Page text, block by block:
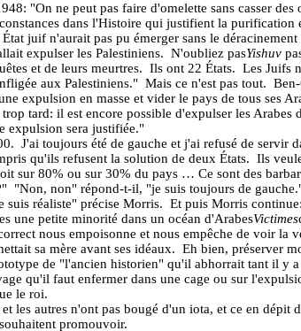
"On ne peut pas faire d'omelette sans casser
dans l'Histoire qui justifient la purification
juif n'aurait pas pu émerger sans le déracinement
Yishuv
expulser les Palestiniens. N'oubliez pas
et de leurs meurtres. Ils ont 22 États. Les Juifs
aux Palestiniens." Mais ce n'est pas tout.
expulsion en masse et vider le pays de tous ses
tard: il est encore possible d'expulser les Arabes
expulsion sera justifiée."
J'ai toujours été de gauche et j'ai refusé de servir
qu'ils refusent la solution de deux États. Ils
sur 80% ou sur 30% du pays … Ce sont des
"Non, non" répond-t-il, "je suis toujours de
suis réaliste" précise Morris. Et puis Morris
Victimes
une petite minorité dans un océan d'Arabes
nous empoisonne et nous empêche de voir la
sa mère avant ses idéaux. Eh bien, préserver
de "l'ancien historien" qu'il abhorrait tant il y a
qu'il faut enfermer dans une cage ou sur
le roi.
les autres n'ont pas bougé d'un iota, et ce en
promouvoir.